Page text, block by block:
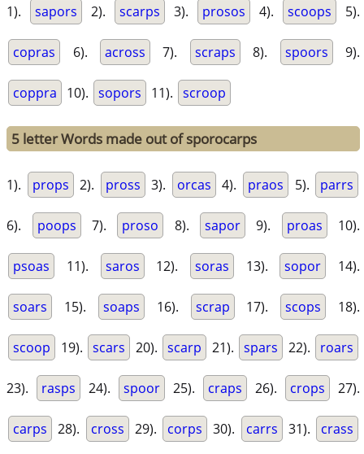
1). sapors 2). scarps 3). prosos 4). scoops 5).
copras 6). across 7). scraps 8). spoors 9).
coppra 10). sopors 11). scroop
5 letter Words made out of sporocarps
1). props 2). pross 3). orcas 4). praos 5). parrs
6). poops 7). proso 8). sapor 9). proas 10).
psoas 11). saros 12). soras 13). sopor 14).
soars 15). soaps 16). scrap 17). scops 18).
scoop 19). scars 20). scarp 21). spars 22). roars
23). rasps 24). spoor 25). craps 26). crops 27).
carps 28). cross 29). corps 30). carrs 31). crass